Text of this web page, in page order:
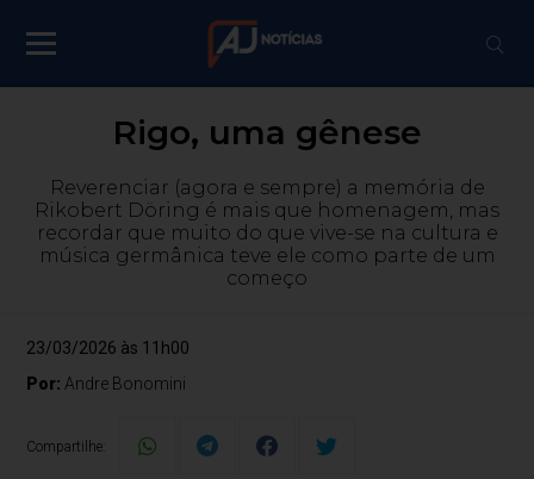
Rigo, uma gênese
Reverenciar (agora e sempre) a memória de
Rikobert Döring é mais que homenagem, mas
recordar que muito do que vive-se na cultura e
música germânica teve ele como parte de um
começo
23/03/2026 às 11h00
Por: Andre Bonomini
Compartilhe: